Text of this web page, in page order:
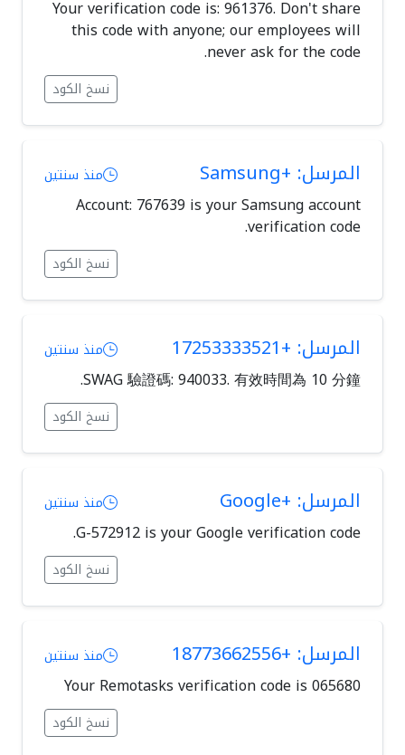
Your verification code is: 961376. Don't share
this code with anyone; our employees will
never ask for the code.
نسخ الكود
المرسل: +Samsung منذ سنتين
Account: 767639 is your Samsung account
verification code.
نسخ الكود
المرسل: +17253333521 منذ سنتين
SWAG 驗證碼: 940033. 有效時間為 10 分鐘.
نسخ الكود
المرسل: +Google منذ سنتين
G-572912 is your Google verification code.
نسخ الكود
المرسل: +18773662556 منذ سنتين
Your Remotasks verification code is 065680
نسخ الكود